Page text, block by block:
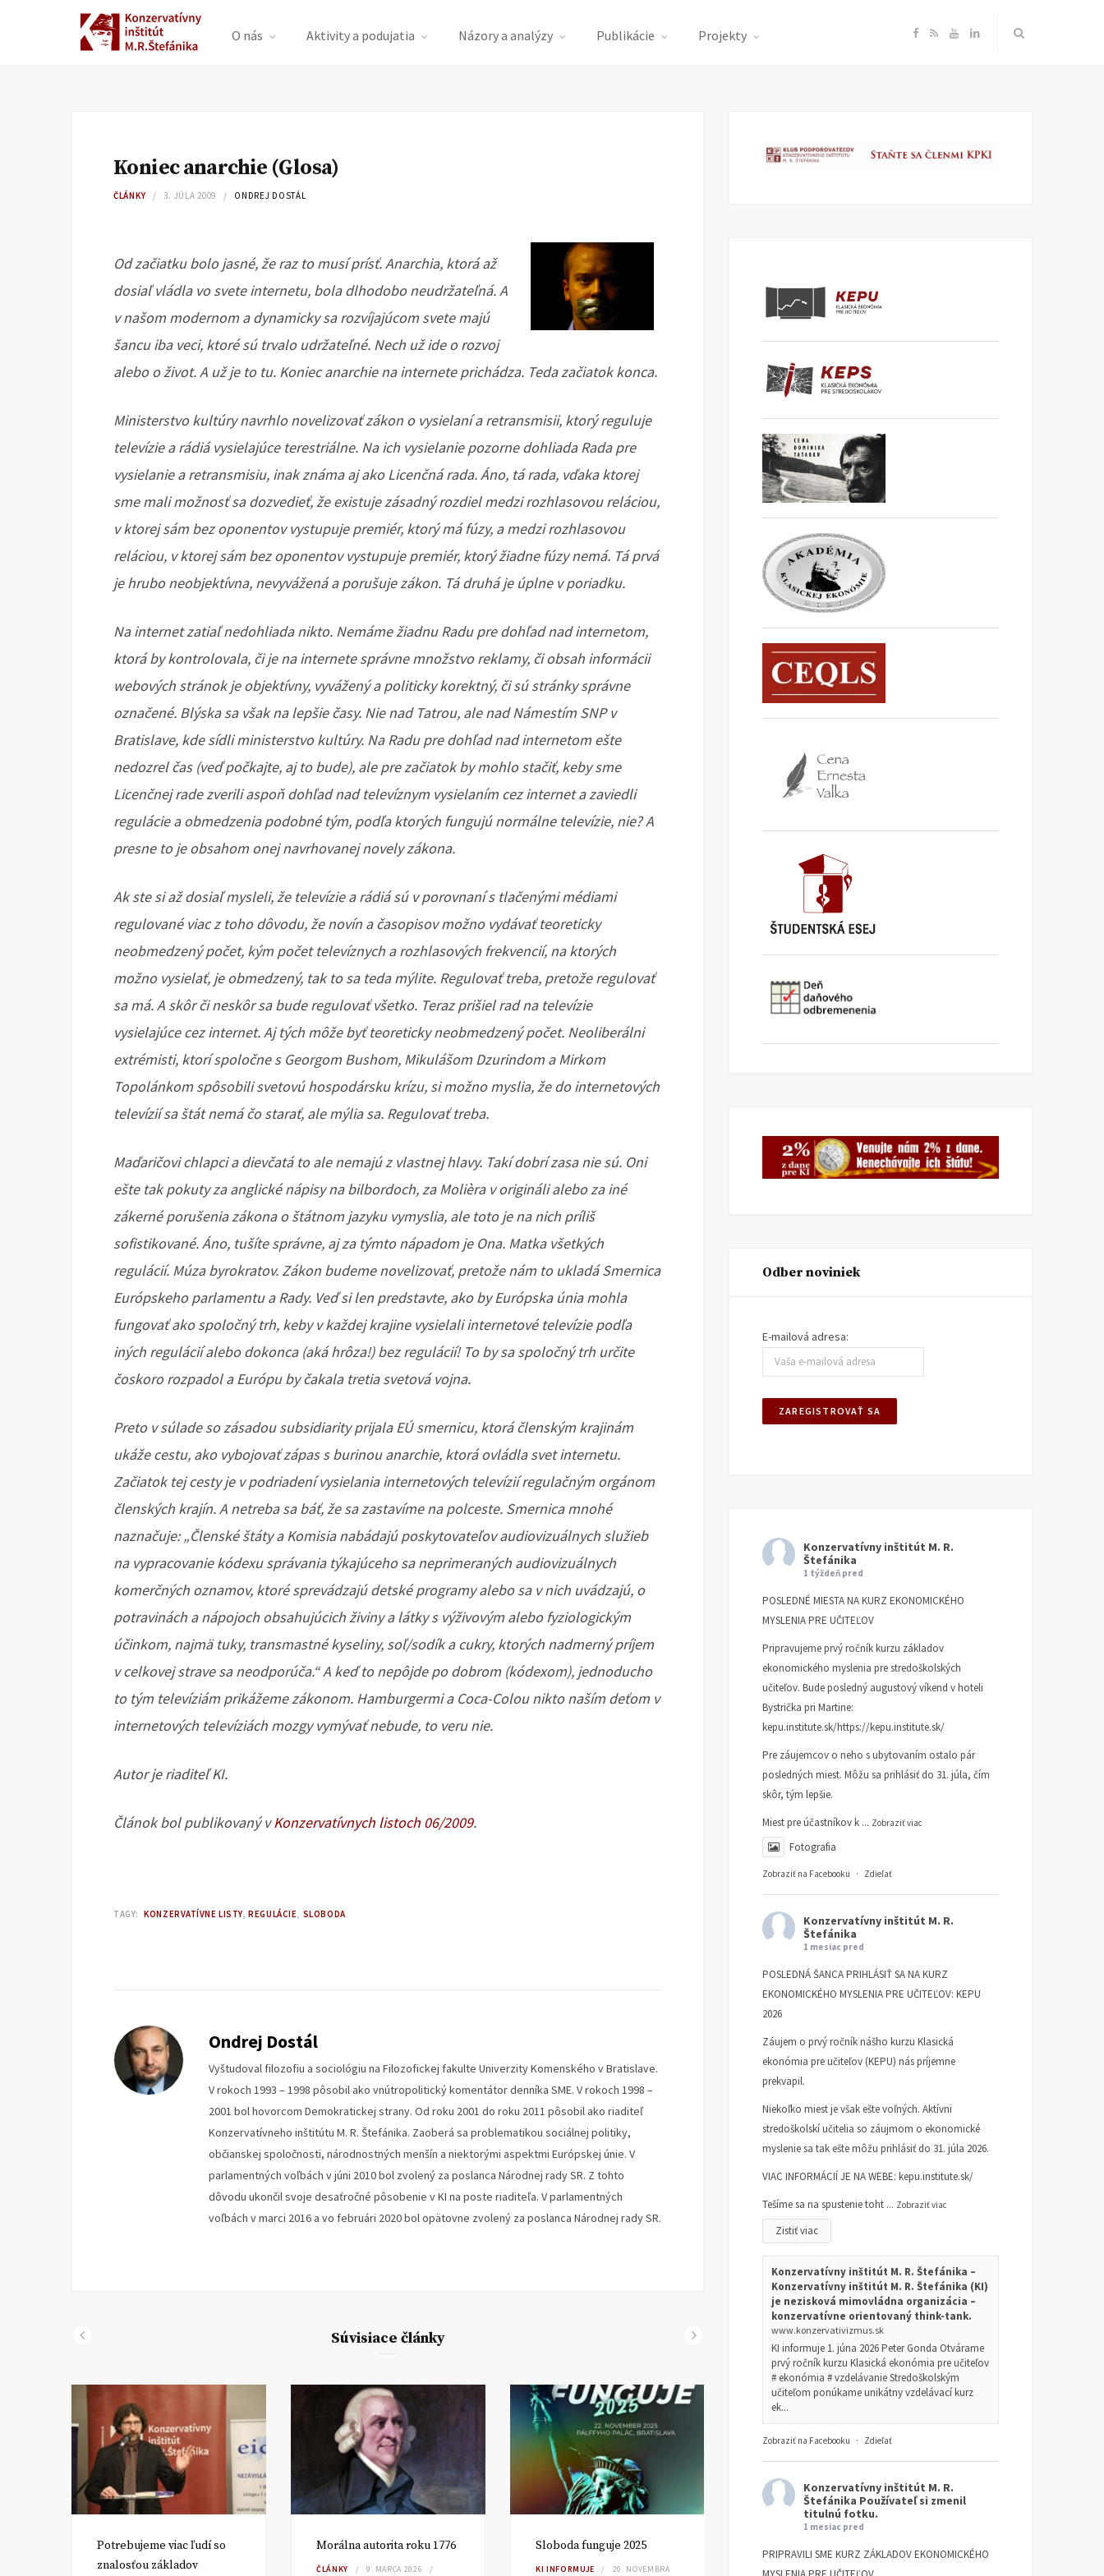
O nás Aktivity a podujatia Názory a analýzy Publikácie Projekty F
e
R Y
T
L
k
Koniec anarchie (Glosa)
ČLÁNKY 3. JÚLA 2009 ONDREJ DOSTÁL
Od začiatku bolo jasné, že raz to musí prísť. Anarchia, ktorá až
dosiaľ vládla vo svete internetu, bola dlhodobo neudržateľná. A
v našom modernom a dynamicky sa rozvíjajúcom svete majú
šancu iba veci, ktoré sú trvalo udržateľné. Nech už ide o rozvoj
alebo o život. A už je to tu. Koniec anarchie na internete prichádza. Teda začiatok konca.
Ministerstvo kultúry navrhlo novelizovať zákon o vysielaní a retransmisii, ktorý reguluje
televízie a rádiá vysielajúce terestriálne. Na ich vysielanie pozorne dohliada Rada pre
vysielanie a retransmisiu, inak známa aj ako Licenčná rada. Áno, tá rada, vďaka ktorej
sme mali možnosť sa dozvedieť, že existuje zásadný rozdiel medzi rozhlasovou reláciou,
v ktorej sám bez oponentov vystupuje premiér, ktorý má fúzy, a medzi rozhlasovou
reláciou, v ktorej sám bez oponentov vystupuje premiér, ktorý žiadne fúzy nemá. Tá prvá
je hrubo neobjektívna, nevyvážená a porušuje zákon. Tá druhá je úplne v poriadku.
Na internet zatiaľ nedohliada nikto. Nemáme žiadnu Radu pre dohľad nad internetom,
ktorá by kontrolovala, či je na internete správne množstvo reklamy, či obsah informácii
webových stránok je objektívny, vyvážený a politicky korektný, či sú stránky správne
označené. Blýska sa však na lepšie časy. Nie nad Tatrou, ale nad Námestím SNP v
Bratislave, kde sídli ministerstvo kultúry. Na Radu pre dohľad nad internetom ešte
nedozrel čas (veď počkajte, aj to bude), ale pre začiatok by mohlo stačiť, keby sme
Licenčnej rade zverili aspoň dohľad nad televíznym vysielaním cez internet a zaviedli
regulácie a obmedzenia podobné tým, podľa ktorých fungujú normálne televízie, nie? A
presne to je obsahom onej navrhovanej novely zákona.
Ak ste si až dosiaľ mysleli, že televízie a rádiá sú v porovnaní s tlačenými médiami
regulované viac z toho dôvodu, že novín a časopisov možno vydávať teoreticky
neobmedzený počet, kým počet televíznych a rozhlasových frekvencií, na ktorých
možno vysielať, je obmedzený, tak to sa teda mýlite. Regulovať treba, pretože regulovať
sa má. A skôr či neskôr sa bude regulovať všetko. Teraz prišiel rad na televízie
vysielajúce cez internet. Aj tých môže byť teoreticky neobmedzený počet. Neoliberálni
extrémisti, ktorí spoločne s Georgom Bushom, Mikulášom Dzurindom a Mirkom
Topolánkom spôsobili svetovú hospodársku krízu, si možno myslia, že do internetových
televízií sa štát nemá čo starať, ale mýlia sa. Regulovať treba.
Maďaričovi chlapci a dievčatá to ale nemajú z vlastnej hlavy. Takí dobrí zasa nie sú. Oni
ešte tak pokuty za anglické nápisy na bilbordoch, za Molièra v origináli alebo za iné
zákerné porušenia zákona o štátnom jazyku vymyslia, ale toto je na nich príliš
sofistikované. Áno, tušíte správne, aj za týmto nápadom je Ona. Matka všetkých
regulácií. Múza byrokratov. Zákon budeme novelizovať, pretože nám to ukladá Smernica
Európskeho parlamentu a Rady. Veď si len predstavte, ako by Európska únia mohla
fungovať ako spoločný trh, keby v každej krajine vysielali internetové televízie podľa
iných regulácií alebo dokonca (aká hrôza!) bez regulácií! To by sa spoločný trh určite
čoskoro rozpadol a Európu by čakala tretia svetová vojna.
Preto v súlade so zásadou subsidiarity prijala EÚ smernicu, ktorá členským krajinám
ukáže cestu, ako vybojovať zápas s burinou anarchie, ktorá ovládla svet internetu.
Začiatok tej cesty je v podriadení vysielania internetových televízií regulačným orgánom
členských krajín. A netreba sa báť, že sa zastavíme na polceste. Smernica mnohé
naznačuje: „Členské štáty a Komisia nabádajú poskytovateľov audiovizuálnych služieb
na vypracovanie kódexu správania týkajúceho sa neprimeraných audiovizuálnych
komerčných oznamov, ktoré sprevádzajú detské programy alebo sa v nich uvádzajú, o
potravinách a nápojoch obsahujúcich živiny a látky s výživovým alebo fyziologickým
účinkom, najmä tuky, transmastné kyseliny, soľ/sodík a cukry, ktorých nadmerný príjem
v celkovej strave sa neodporúča.“ A keď to nepôjde po dobrom (kódexom), jednoducho
to tým televíziám prikážeme zákonom. Hamburgermi a Coca-Colou nikto naším deťom v
internetových televíziách mozgy vymývať nebude, to veru nie.
Autor je riaditeľ KI.
Článok bol publikovaný vKonzervatívnych listoch 06/2009.
TAGY: KONZERVATÍVNE LISTY REGULÁCIE SLOBODA
Ondrej Dostál
Vyštudoval filozofiu a sociológiu na Filozofickej fakulte Univerzity Komenského v Bratislave.
V rokoch 1993 – 1998 pôsobil ako vnútropolitický komentátor denníka SME. V rokoch 1998 –
2001 bol hovorcom Demokratickej strany. Od roku 2001 do roku 2011 pôsobil ako riaditeľ
Konzervatívneho inštitútu M. R. Štefánika. Zaoberá sa problematikou sociálnej politiky,
občianskej spoločnosti, národnostných menšín a niektorými aspektmi Európskej únie. V
parlamentných voľbách v júni 2010 bol zvolený za poslanca Národnej rady SR. Z tohto
dôvodu ukončil svoje desaťročné pôsobenie v KI na poste riaditeľa. V parlamentných
voľbách v marci 2016 a vo februári 2020 bol opätovne zvolený za poslanca Národnej rady SR.
Súvisiace články
Potrebujeme viac ľudí so
znalosťou základov
Morálna autorita roku 1776
ČLÁNKY
9. MARCA 2026
Sloboda funguje 2025
KI INFORMUJE
20. NOVEMBRA
Necháme si vziať ideály
Odber noviniek
E-mailová adresa:
Konzervatívny inštitút M. R.
Štefánika
1 týždeň pred
POSLEDNÉ MIESTA NA KURZ EKONOMICKÉHO
MYSLENIA PRE UČITEĽOV
Pripravujeme prvý ročník kurzu základov
ekonomického myslenia pre stredoškolských
učiteľov. Bude posledný augustový víkend v hoteli
Bystrička pri Martine:
kepu.institute.sk/https://kepu.institute.sk/
Pre záujemcov o neho s ubytovaním ostalo pár
posledných miest. Môžu sa prihlásiť do 31. júla, čím
skôr, tým lepšie.
Miest pre účastníkov k ... Zobraziť viac
Fotografia
Zobraziť na Facebooku · Zdieľať
Konzervatívny inštitút M. R.
Štefánika
1 mesiac pred
POSLEDNÁ ŠANCA PRIHLÁSIŤ SA NA KURZ
EKONOMICKÉHO MYSLENIA PRE UČITEĽOV: KEPU
2026
Záujem o prvý ročník nášho kurzu Klasická
ekonómia pre učiteľov (KEPU) nás príjemne
prekvapil.
Niekoľko miest je však ešte voľných. Aktívni
stredoškolskí učitelia so záujmom o ekonomické
myslenie sa tak ešte môžu prihlásiť do 31. júla 2026.
VIAC INFORMÁCIÍ JE NA WEBE: kepu.institute.sk/
Tešíme sa na spustenie toht ... Zobraziť viac
Zistiť viac
Konzervatívny inštitút M. R. Štefánika –
Konzervatívny inštitút M. R. Štefánika (KI)
je nezisková mimovládna organizácia –
konzervatívne orientovaný think-tank.
www.konzervativizmus.sk
KI informuje 1. júna 2026 Peter Gonda Otvárame
prvý ročník kurzu Klasická ekonómia pre učiteľov
# ekonómia # vzdelávanie Stredoškolským
učiteľom ponúkame unikátny vzdelávací kurz
ek...
Zobraziť na Facebooku · Zdieľať
Konzervatívny inštitút M. R.
Štefánika Používateľ si zmenil
titulnú fotku.
1 mesiac pred
PRIPRAVILI SME KURZ ZÁKLADOV EKONOMICKÉHO